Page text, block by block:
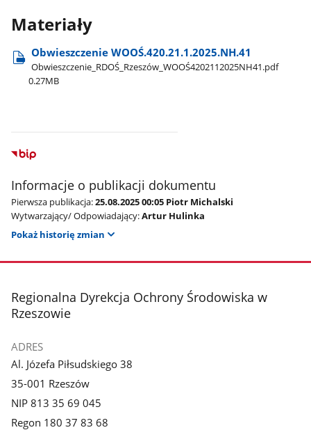
Materiały
Obwieszczenie WOOŚ.420.21.1.2025.NH.41
Obwieszczenie​_RDOŚ​_Rzeszów​_WOOŚ4202112025NH41.pdf
0.27MB
Informacje o publikacji dokumentu
Pierwsza publikacja:25.08.2025 00:05 Piotr Michalski
Wytwarzający/ Odpowiadający:Artur Hulinka
Pokaż historię zmian
stopka
Regionalna Dyrekcja Ochrony Środowiska w
Rzeszowie
ADRES
Al. Józefa Piłsudskiego 38
35-001 Rzeszów
NIP 813 35 69 045
Regon 180 37 83 68